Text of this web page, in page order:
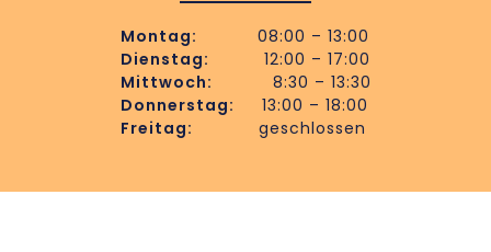
Montag: 08:00 – 13:00
Dienstag: 12:00 – 17:00
Mittwoch: 8:30 – 13:30
Donnerstag: 13:00 – 18:00
Freitag: geschlossen